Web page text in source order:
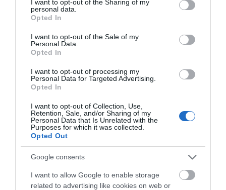
not limited to your visit or usage behaviour. You may click to
grant or deny consent to Google and its third-party tags to
use your data for below specified purposes in below Google
consent section.
I want to opt-out of the Sharing of my
personal data.
Opted In
I want to opt-out of the Sale of my
Personal Data.
Opted In
I want to opt-out of processing my
Personal Data for Targeted Advertising.
Opted In
I want to opt-out of Collection, Use,
Retention, Sale, and/or Sharing of my
Personal Data that Is Unrelated with the
Purposes for which it was collected.
Opted Out
Google consents
I want to allow Google to enable storage
related to advertising like cookies on web or
Μπέκετ
Η νεολαία της Άνδρου είναι εδώ. Χρειάζεται όμως
ευκαιρίες για να φανεί.
ΣΥΓΚΛΟΝΙΣΤΙΚΟΣ ΑΠΟΧΑΙΡΕΤΙΣΜΟΣ ΣΤΗ
ΚΑΠΕΤΑΝ ΑΝΤΩΝΗ ΒΙΔΑΛΗ
Απαράδεκτη εμπειρία στη Ραφήνα. Φωτογραφίες από την
Πρόσφατα Άρθρα